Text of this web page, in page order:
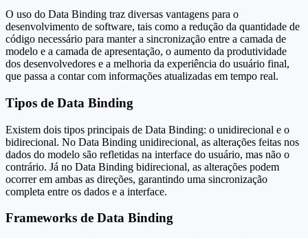
O uso do Data Binding traz diversas vantagens para o
desenvolvimento de software, tais como a redução da quantidade de
código necessário para manter a sincronização entre a camada de
modelo e a camada de apresentação, o aumento da produtividade
dos desenvolvedores e a melhoria da experiência do usuário final,
que passa a contar com informações atualizadas em tempo real.
Tipos de Data Binding
Existem dois tipos principais de Data Binding: o unidirecional e o
bidirecional. No Data Binding unidirecional, as alterações feitas nos
dados do modelo são refletidas na interface do usuário, mas não o
contrário. Já no Data Binding bidirecional, as alterações podem
ocorrer em ambas as direções, garantindo uma sincronização
completa entre os dados e a interface.
Frameworks de Data Binding